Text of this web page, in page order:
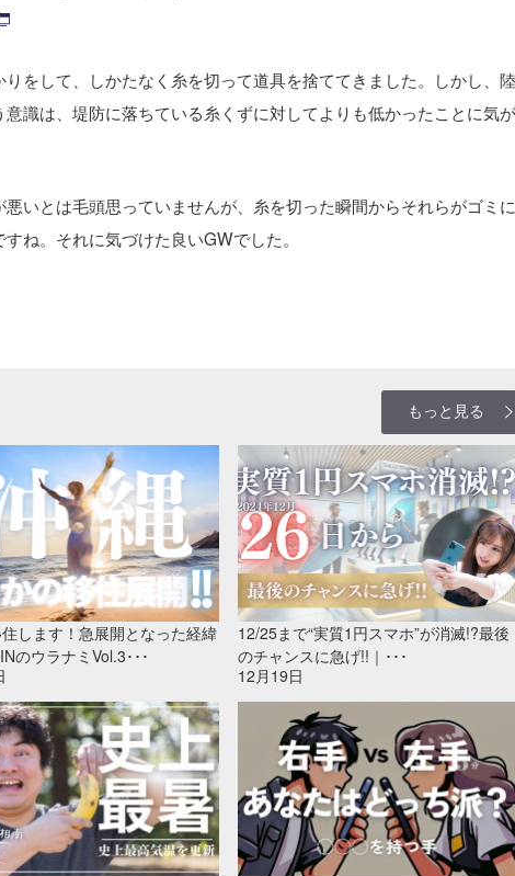
をして、しかたなく糸を切って道具を捨ててきました。しかし、
識は、堤防に落ちている糸くずに対してよりも低かったことに気
いとは毛頭思っていませんが、糸を切った瞬間からそれらがゴミ
ね。それに気づけた良いGWでした。
もっと見る
します！急展開となった経緯
のウラナミVol.3･･･
12/25まで“実質1円スマホ”が消滅!?最後
のチャンスに急げ!!｜･･･
12月19日